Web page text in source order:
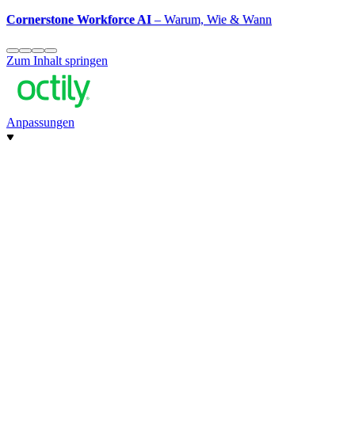
Cornerstone Workforce AI– Warum, Wie & Wann
Zum Inhalt springen
Anpassungen